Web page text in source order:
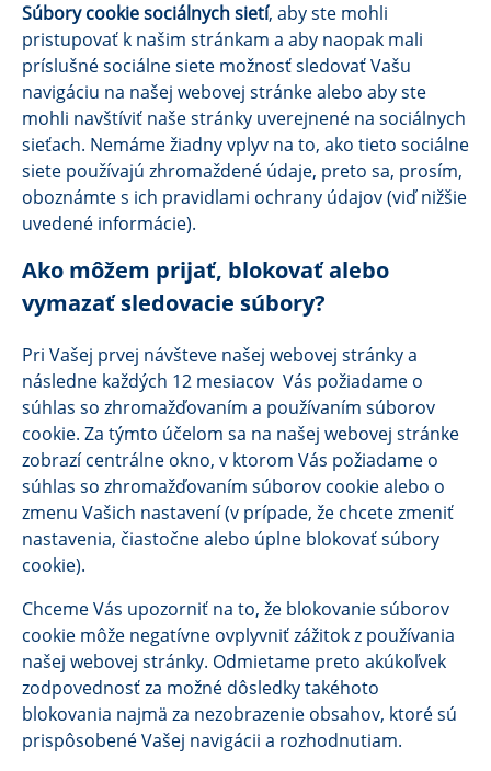
Súbory cookie sociálnych sietí, aby ste mohli
pristupovať k našim stránkam a aby naopak mali
príslušné sociálne siete možnosť sledovať Vašu
navigáciu na našej webovej stránke alebo aby ste
mohli navštíviť naše stránky uverejnené na sociálnych
sieťach. Nemáme žiadny vplyv na to, ako tieto sociálne
siete používajú zhromaždené údaje, preto sa, prosím,
oboznámte s ich pravidlami ochrany údajov (viď nižšie
uvedené informácie).
Ako môžem prijať, blokovať alebo
vymazať sledovacie súbory?
Pri Vašej prvej návšteve našej webovej stránky a
následne každých 12 mesiacov Vás požiadame o
súhlas so zhromažďovaním a používaním súborov
cookie. Za týmto účelom sa na našej webovej stránke
zobrazí centrálne okno, v ktorom Vás požiadame o
súhlas so zhromažďovaním súborov cookie alebo o
zmenu Vašich nastavení (v prípade, že chcete zmeniť
nastavenia, čiastočne alebo úplne blokovať súbory
cookie).
Chceme Vás upozorniť na to, že blokovanie súborov
cookie môže negatívne ovplyvniť zážitok z používania
našej webovej stránky. Odmietame preto akúkoľvek
zodpovednosť za možné dôsledky takéhoto
blokovania najmä za nezobrazenie obsahov, ktoré sú
prispôsobené Vašej navigácii a rozhodnutiam.